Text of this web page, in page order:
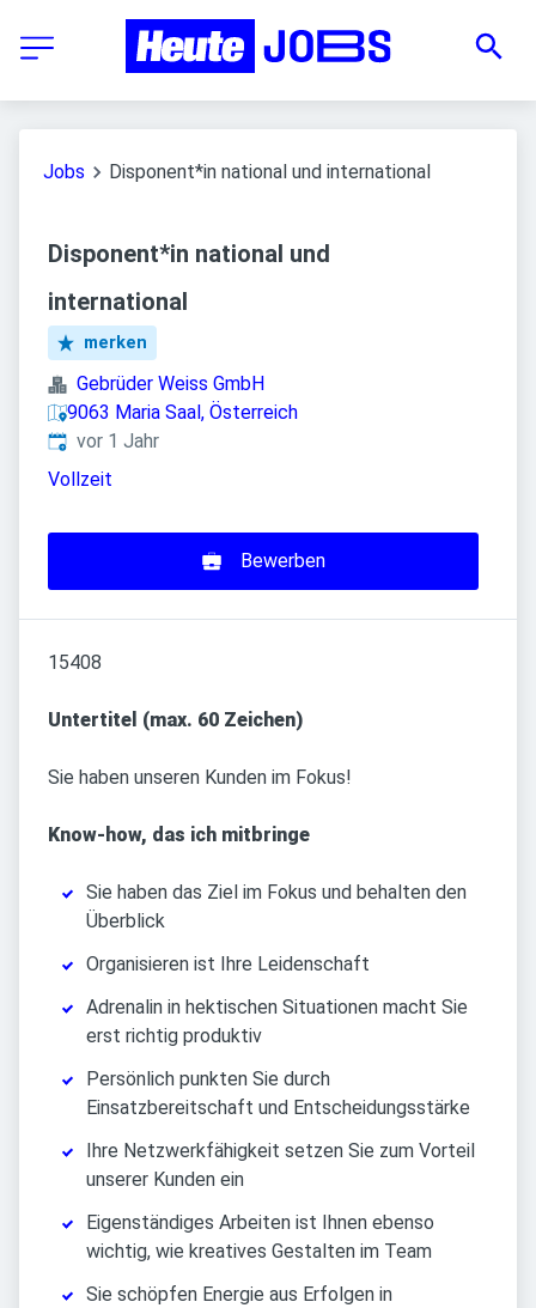
Jobs Disponent*in national und international
Disponent*in national und
international
merken
Gebrüder Weiss GmbH
9063 Maria Saal, Österreich
Veröffentlicht
vor 1 Jahr
Vollzeit
Bewerben
15408
Untertitel (max. 60 Zeichen)
Sie haben unseren Kunden im Fokus!
Know-how, das ich mitbringe
Sie haben das Ziel im Fokus und behalten den
Überblick
Organisieren ist Ihre Leidenschaft
Adrenalin in hektischen Situationen macht Sie
erst richtig produktiv
Persönlich punkten Sie durch
Einsatzbereitschaft und Entscheidungsstärke
Ihre Netzwerkfähigkeit setzen Sie zum Vorteil
unserer Kunden ein
Eigenständiges Arbeiten ist Ihnen ebenso
wichtig, wie kreatives Gestalten im Team
Sie schöpfen Energie aus Erfolgen in